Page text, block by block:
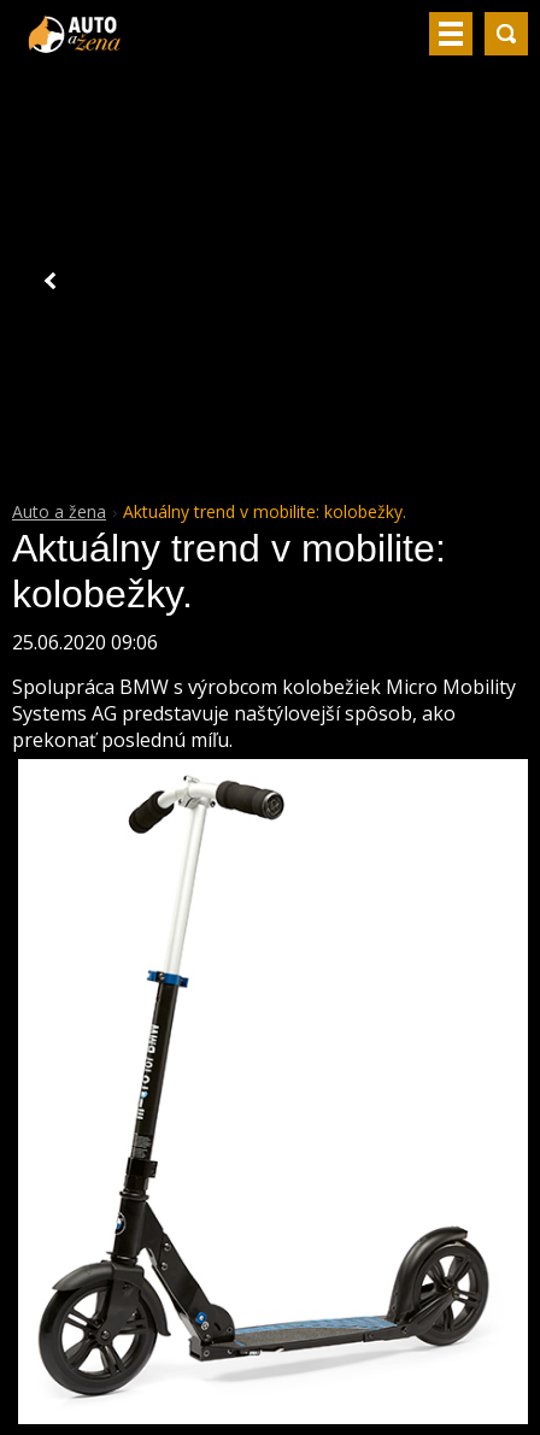
Auto a žena Aktuálny trend v mobilite: kolobežky.
Aktuálny trend v mobilite:
kolobežky.
25.06.2020 09:06
Spolupráca BMW s výrobcom kolobežiek Micro Mobility
Systems AG predstavuje naštýlovejší spôsob, ako
prekonať poslednú míľu.